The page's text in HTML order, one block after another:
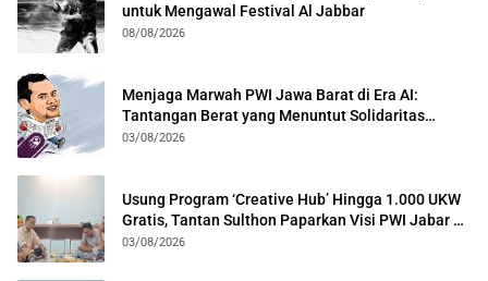
untuk Mengawal Festival Al Jabbar
08/08/2026
Menjaga Marwah PWI Jawa Barat di Era AI:
Tantangan Berat yang Menuntut Solidaritas
Lintas Generasi
03/08/2026
Usung Program ‘Creative Hub’ Hingga 1.000 UKW
Gratis, Tantan Sulthon Paparkan Visi PWI Jabar di
Kota Bogor
03/08/2026